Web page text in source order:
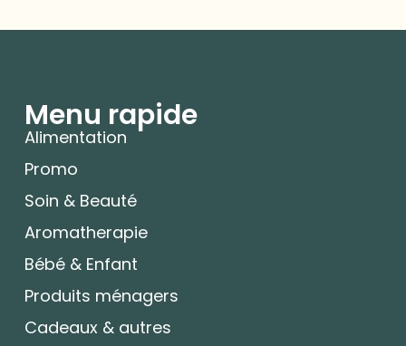
Menu rapide
Alimentation
Promo
Soin & Beauté
Aromatherapie
Bébé & Enfant
Produits ménagers
Cadeaux & autres